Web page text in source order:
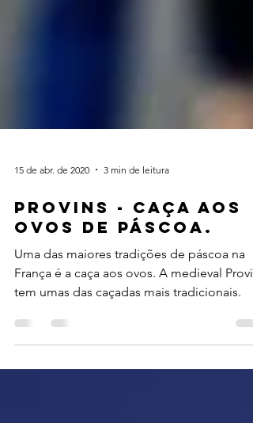
15 de abr. de 2020 3 min de leitura
PROVINS - CAÇA AOS
OVOS DE PÁSCOA.
Uma das maiores tradições de páscoa na
tem umas das caçadas mais tradicionais.